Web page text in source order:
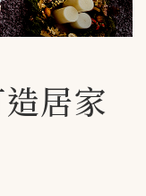
居家